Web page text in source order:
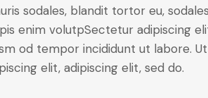
sodales, blandit tortor eu,
enim volutpSectetur adipiscing
od tempor incididunt ut labore.
elit, adipiscing elit, sed do.